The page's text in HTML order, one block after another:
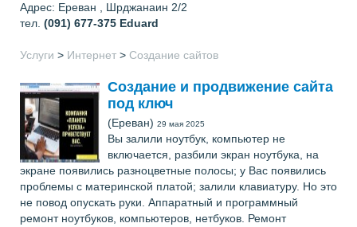
Адрес: Ереван , Шрджанаин 2/2
тел. (091) 677-375 Eduard
Услуги > Интернет > Создание сайтов
Создание и продвижение сайта
под ключ
(Ереван) 29 мая 2025
Вы залили ноутбук, компьютер не
включается, разбили экран ноутбука, на
экране появились разноцветные полосы; у Вас появились
проблемы с материнской платой; залили клавиатуру. Но это
не повод опускать руки. Аппаратный и программный
ремонт ноутбуков, компьютеров, нетбуков. Ремонт